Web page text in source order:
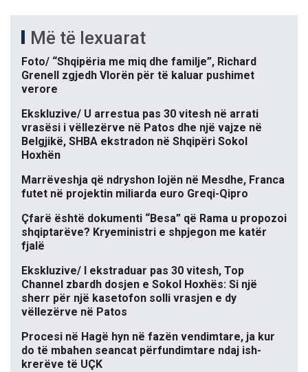
Më të lexuarat
Foto/ “Shqipëria me miq dhe familje”, Richard
Grenell zgjedh Vlorën për të kaluar pushimet
verore
Ekskluzive/ U arrestua pas 30 vitesh në arrati
vrasësi i vëllezërve në Patos dhe një vajze në
Belgjikë, SHBA ekstradon në Shqipëri Sokol
Hoxhën
Marrëveshja që ndryshon lojën në Mesdhe, Franca
futet në projektin miliarda euro Greqi-Qipro
Çfarë është dokumenti “Besa” që Rama u propozoi
shqiptarëve? Kryeministri e shpjegon me katër
fjalë
Ekskluzive/ I ekstraduar pas 30 vitesh, Top
Channel zbardh dosjen e Sokol Hoxhës: Si një
sherr për një kasetofon solli vrasjen e dy
vëllezërve në Patos
Procesi në Hagë hyn në fazën vendimtare, ja kur
do të mbahen seancat përfundimtare ndaj ish-
krerëve të UÇK